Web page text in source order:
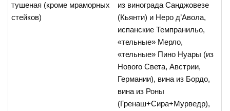
тушеная (кроме мраморных
стейков)
из винограда Санджовезе
(Кьянти) и Неро д’Авола,
испанские Темпранильо,
«тельные» Мерло,
«тельные» Пино Нуары (из
Нового Света, Австрии,
Германии), вина из Бордо,
вина из Роны
(Гренаш+Сира+Мурведр),